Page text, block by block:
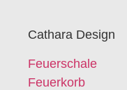
Cathara Design
Feuerschale
Feuerkorb